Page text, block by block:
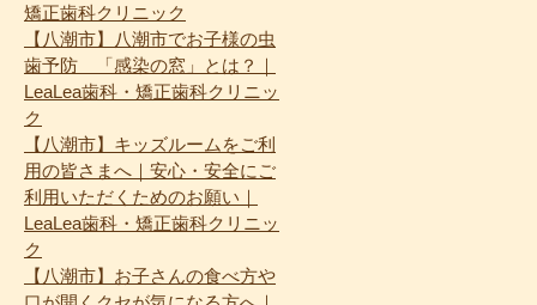
矯正歯科クリニック
【八潮市】八潮市でお子様の虫
歯予防 「感染の窓」とは？｜
LeaLea歯科・矯正歯科クリニッ
ク
【八潮市】キッズルームをご利
用の皆さまへ｜安心・安全にご
利用いただくためのお願い｜
LeaLea歯科・矯正歯科クリニッ
ク
【八潮市】お子さんの食べ方や